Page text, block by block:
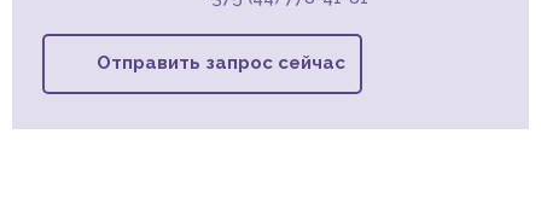
Отправить запрос сейчас